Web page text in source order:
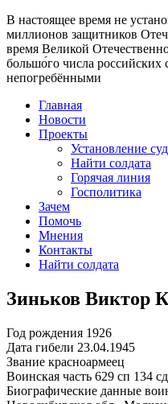
В настоящее время не
миллионов защитников
время Великой
большо́го числа российских
непогребёнными
Главная
Новости
Проекты
Установление
Найти солдата
Горячая линия
Госполитика
Зачем
Помочь
Мнения
Контакты
Найти солдата
Зиньков Виктор
Год рождения 1926
Дата гибели 23.04.1945
Звание красноармеец
Воинская часть 629 сп 134 сд
Биографические данные